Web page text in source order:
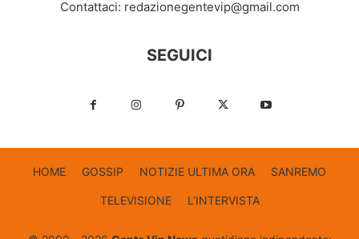
Contattaci: redazionegentevip@gmail.com
SEGUICI
HOME GOSSIP NOTIZIE ULTIMA ORA SANREMO
TELEVISIONE L’INTERVISTA